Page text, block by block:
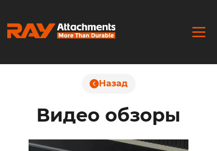
Назад
Видео обзоры